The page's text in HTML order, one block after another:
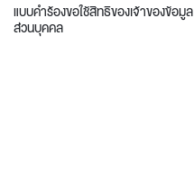
แบบคำร้องขอใช้สิทธิของเจ้าของข้อมูล
ส่วนบุคคล